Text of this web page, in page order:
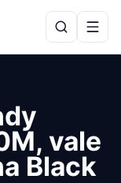
vale
Black